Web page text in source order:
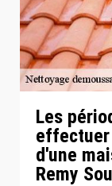
Les
d'une
Remy